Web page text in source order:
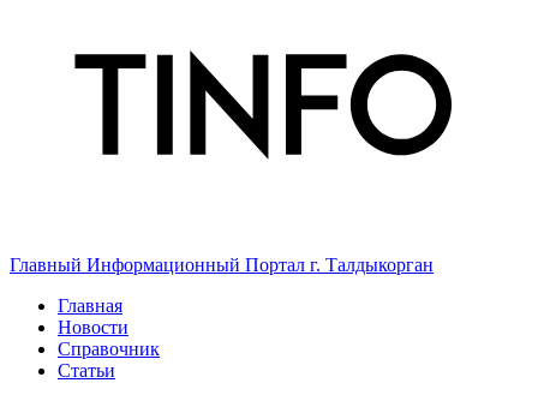
Главный Информационный Портал г. Талдыкорган
Главная
Новости
Справочник
Статьи